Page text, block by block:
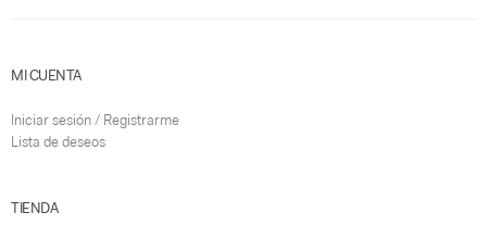
MI CUENTA
Iniciar sesión / Registrarme
Lista de deseos
TIENDA